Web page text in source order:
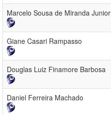
Marcelo Sousa de Miranda Junior
Giane Casari Rampasso
Douglas Luiz Finamore Barbosa
Daniel Ferreira Machado